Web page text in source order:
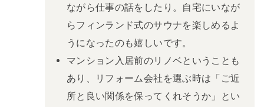
ながら仕事の話をしたり。自宅にいなが
らフィンランド式のサウナを楽しめるよ
うになったのも嬉しいです。
マンション入居前のリノベということも
あり、リフォーム会社を選ぶ時は「ご近
所と良い関係を保ってくれそうか」とい